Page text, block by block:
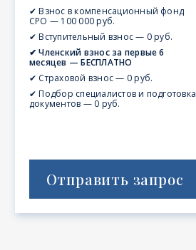
✔ Взнос в компенсационный фонд
СРО — 100 000 руб.
✔ Вступительный взнос — 0 руб.
✔ Членский взнос за первые 6
месяцев — БЕСПЛАТНО
✔ Страховой взнос — 0 руб.
✔ Подбор специалистов и подготовка
документов — 0 руб.
Отправить запрос